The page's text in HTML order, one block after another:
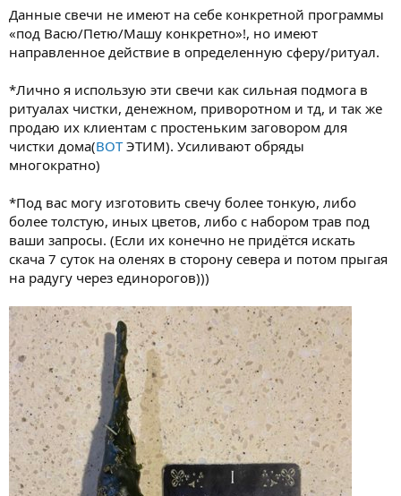
Данные свечи не имеют на себе конкретной программы
«под Васю/Петю/Машу конкретно»!, но имеют
направленное действие в определенную сферу/ритуал.
*Лично я использую эти свечи как сильная подмога в
ритуалах чистки, денежном, приворотном и тд, и так же
продаю их клиентам с простеньким заговором для
чистки дома(ВОТЭТИМ). Усиливают обряды
многократно)
*Под вас могу изготовить свечу более тонкую, либо
более толстую, иных цветов, либо с набором трав под
ваши запросы. (Если их конечно не придётся искать
скача 7 суток на оленях в сторону севера и потом прыгая
на радугу через единорогов)))